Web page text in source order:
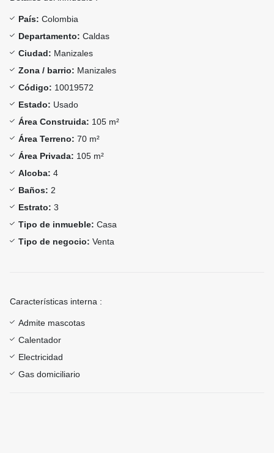
País: Colombia
Departamento: Caldas
Ciudad: Manizales
Zona / barrio: Manizales
Código: 10019572
Estado: Usado
Área Construida: 105 m²
Área Terreno: 70 m²
Área Privada: 105 m²
Alcoba: 4
Baños: 2
Estrato: 3
Tipo de inmueble: Casa
Tipo de negocio: Venta
Características interna :
Admite mascotas
Calentador
Electricidad
Gas domiciliario